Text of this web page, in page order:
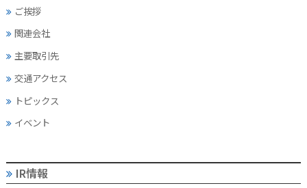
ご挨拶
関連会社
主要取引先
交通アクセス
トピックス
イベント
IR情報